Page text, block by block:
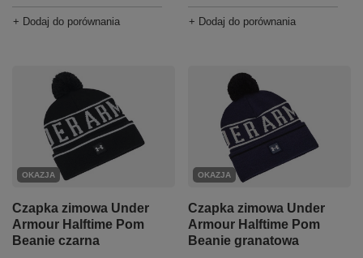
+ Dodaj do porównania + Dodaj do porównania
OKAZJA
Czapka zimowa Under
Armour Halftime Pom
Beanie czarna
OKAZJA
Czapka zimowa Under
Armour Halftime Pom
Beanie granatowa